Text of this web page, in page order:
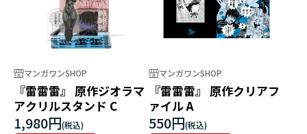
マンガワンSHOP
『雷雷雷』 原作ジオラマ
アクリルスタンド C
1,980円
マンガワンSHOP
『雷雷雷』 原作クリアフ
ァイル A
550円